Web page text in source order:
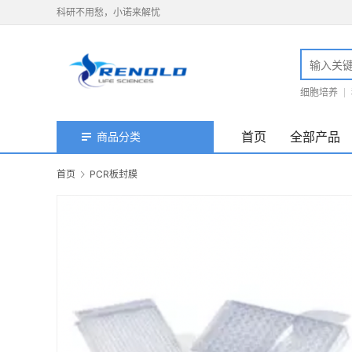
科研不用愁，小诺来解忧
细胞培养
商品分类 首页 全部产品
首页 PCR板封膜